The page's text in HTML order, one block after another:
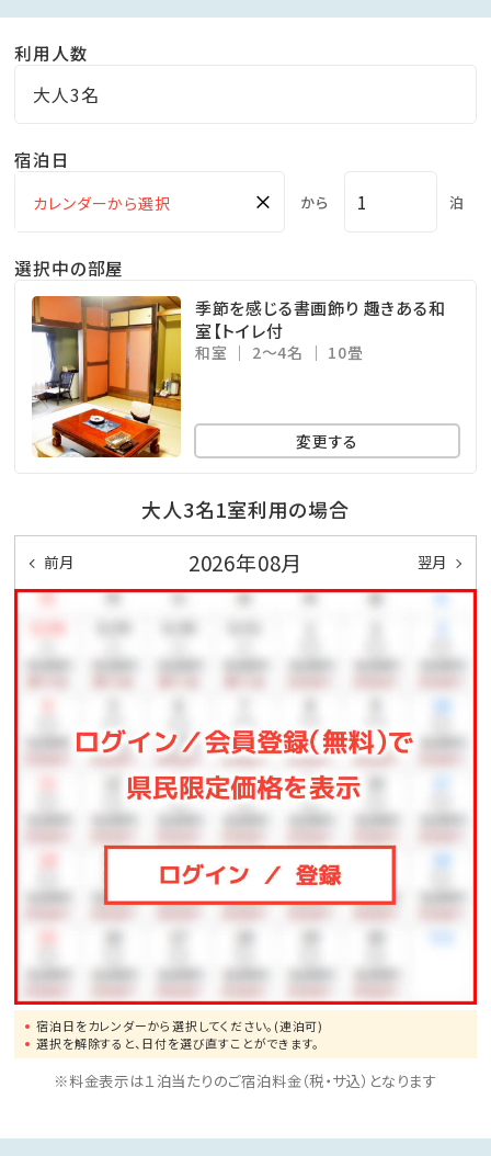
利用人数
大人3名
宿泊日
× から 泊
選択中の部屋
季節を感じる書画飾り 趣きある和
室【トイレ付
和室 2～4名 10畳
変更する
大人3名1室利用の場合
前月 2026年08月 翌月
宿泊日をカレンダーから選択してください。(連泊可)
選択を解除すると、日付を選び直すことができます。
※料金表示は１泊当たりのご宿泊料金（税・サ込）となります